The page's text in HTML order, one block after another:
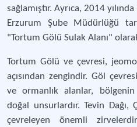
sağlamıştır. Ayrıca, 2014
Erzurum Şube Müdürlüğü
"Tortum Gölü Sulak Alanı"
Tortum Gölü ve çevresi,
açısından zengindir. Göl
ve ormanlık alanlar, bölgenin
doğal unsurlardır. Tevin Dağı,
çevreleyen önemli